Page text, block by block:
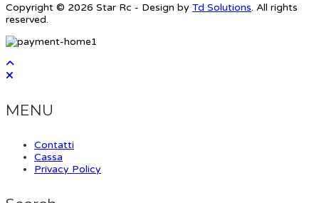
Copyright © 2026 Star Rc - Design by Td Solutions. All rights
reserved.
MENU
Contatti
Cassa
Privacy Policy